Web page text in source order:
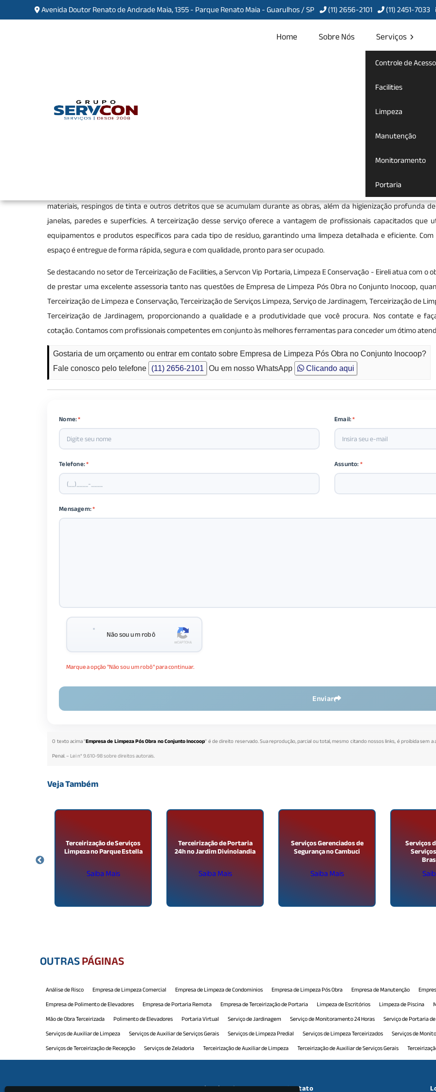
Avenida Doutor Renato de Andrade Maia, 1355 - Parque Renato Maia - Guarulhos / SP (11) 2656-2101 (11) 2451-7033
Home Sobre Nós Serviços
Controle de Acesso
Facilities
Limpeza
Manutenção
Monitoramento
Portaria
Inocoop
reformas ou construções, deixando o ambiente pronto para uso. Esse processo inclui a eliminação de poeira,
materiais, respingos de tinta e outros detritos que se acumulam durante as obras, além da higienização profunda
janelas, paredes e superfícies. A terceirização desse serviço oferece a vantagem de profissionais capacitados que
equipamentos e produtos específicos para cada tipo de resíduo, garantindo uma limpeza detalhada e eficiente. Com
espaço é entregue de forma rápida, segura e com qualidade, pronto para ser ocupado.
Se destacando no setor de Terceirização de Facilities, a Servcon Vip Portaria, Limpeza E Conservação - Eireli atua com o
de prestar uma excelente assessoria tanto nas questões de Empresa de Limpeza Pós Obra no Conjunto Inocoop,
Terceirização de Limpeza e Conservação, Terceirização de Serviços Limpeza, Serviço de Jardinagem, Terceirização de
Terceirização de Jardinagem, proporcionando a qualidade e a produtividade que você procura. Nos contate e
cotação. Contamos com profissionais competentes em conjunto às melhores ferramentas para conceder um ótimo
Gostaria de um orçamento ou entrar em contato sobre Empresa de Limpeza Pós Obra no Conjunto Inocoop?
Fale conosco pelo telefone
(11) 2656-2101 Ou em nosso WhatsApp Clicando aqui
Nome:* Email:*
Telefone:* Assunto:*
Mensagem:*
Não sou um robô
Marque a opção "Não sou um robô" para continuar.
Enviar
O texto acima "Empresa de Limpeza Pós Obra no Conjunto Inocoop" é de direito reservado. Sua reprodução, parcial ou total, mesmo citando nossos links, é proibida sem
Penal. –Lei n° 9.610-98 sobre direitos autorais.
Veja Também
Terceirização de Serviços
Limpeza no Parque Estella
Saiba Mais
Terceirização de Portaria
24h no Jardim Divinolandia
Saiba Mais
Serviços Gerenciados de
Segurança no Cambuci
Saiba Mais
Serviços
OUTRASPÁGINAS
Análise de Risco Empresa de Limpeza Comercial Empresa de Limpeza de Condominios Empresa de Limpeza Pós Obra Empresa de Manutenção
Empresa de Polimento de Elevadores
Empresa de Portaria Remota Empresa de Terceirização de Portaria Limpeza de Escritórios Limpeza de Piscina
Mão de Obra Terceirizada
Polimento de Elevadores Portaria Virtual Serviço de Jardinagem Serviço de Monitoramento 24 Horas Serviço de Portaria
Serviços de Auxiliar de Limpeza
Serviços de Auxiliar de Serviços Gerais Serviços de Limpeza Predial Serviços de Limpeza Terceirizados Serviços de
Serviços de Terceirização de Recepção
Serviços de Zeladoria Terceirização de Auxiliar de Limpeza Terceirização de Auxiliar de Serviços Gerais
Terceirização de Limpeza e Conservação
Terceirização de Manutenção Comercial Terceirização de Manutenção Predial Terceirização de Monitoramento
Institucional Contato